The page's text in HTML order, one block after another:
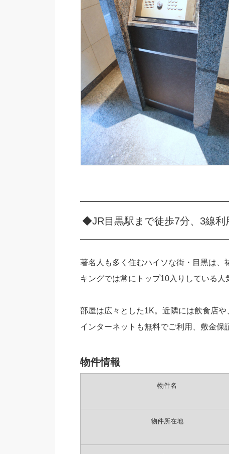
◆JR目黒駅まで徒歩7分、3線
著名人も多く住むハイソな街・目黒は
キングでは常にトップ10入りしている人
部屋は広々とした1K。近隣には飲食店や
インターネットも無料でご利用、敷金保
物件情報
物件名
物件所在地